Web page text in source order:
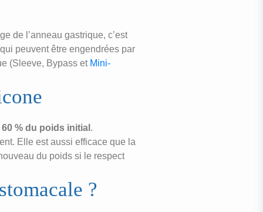
de l’anneau gastrique, c’est
peuvent être engendrées par
(Sleeve, Bypass et Mini-
% du poids initial .
Elle est aussi efficace que la
du poids si le respect
?